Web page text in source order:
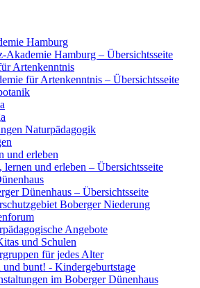
Hamburg
Akademie Hamburg – Übersichtsseite
Artenkenntnis
für Artenkenntnis – Übersichtsseite
Naturpädagogik
und erleben
lernen und erleben – Übersichtsseite
Dünenhaus – Übersichtsseite
Boberger Niederung
Angebote
und Schulen
für jedes Alter
und bunt! - Kindergeburtstage
im Boberger Dünenhaus